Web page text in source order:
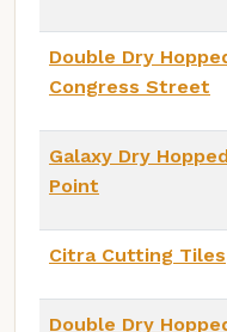
Double Dry
Congress Street
Galaxy Dry
Point
Citra Cutting Tiles
Double Dry